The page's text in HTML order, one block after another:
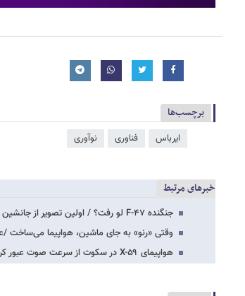
برچسب‌ها
ایرباس فناوری نوآوری
خبرهای مرتبط
جنگنده F-۴۷ لو رفت؟ / اولین تصویر از جانشین اف ۲۲ رپتور
وقتی «رنو» به جای ماشین، هواپیما
هواپیمای X-۵۹ در سکوت از سرعت صوت عبور کرد